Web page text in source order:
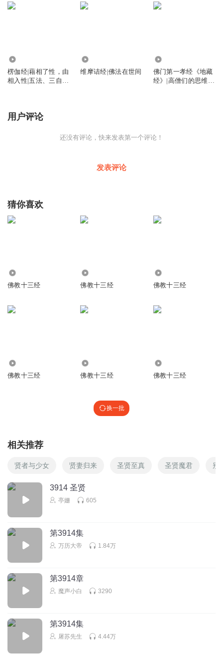
楞伽经|藉相了性，由
相入性|五法、三自
维摩诘经|佛法在世间
佛门第一孝经《地藏
经》|高僧们的思维智
用户评论
还没有评论，快来发表第一个评论！
发表评论
猜你喜欢
佛教十三经 佛教十三经 佛教十三经
佛教十三经 佛教十三经 佛教十三经
换一批
相关推荐
贤者与少女 贤妻归来 圣贤至真 圣贤魔君 别
3914 圣贤
亭姗 605
第3914集
万历大帝 1.84万
第3914章
魔声小白 3290
第3914集
屠苏先生 4.44万